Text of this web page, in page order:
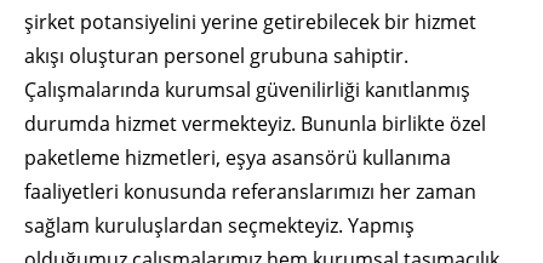
şirket potansiyelini yerine getirebilecek bir hizmet
akışı oluşturan personel grubuna sahiptir.
Çalışmalarında kurumsal güvenilirliği kanıtlanmış
durumda hizmet vermekteyiz. Bununla birlikte özel
paketleme hizmetleri, eşya asansörü kullanıma
faaliyetleri konusunda referanslarımızı her zaman
sağlam kuruluşlardan seçmekteyiz. Yapmış